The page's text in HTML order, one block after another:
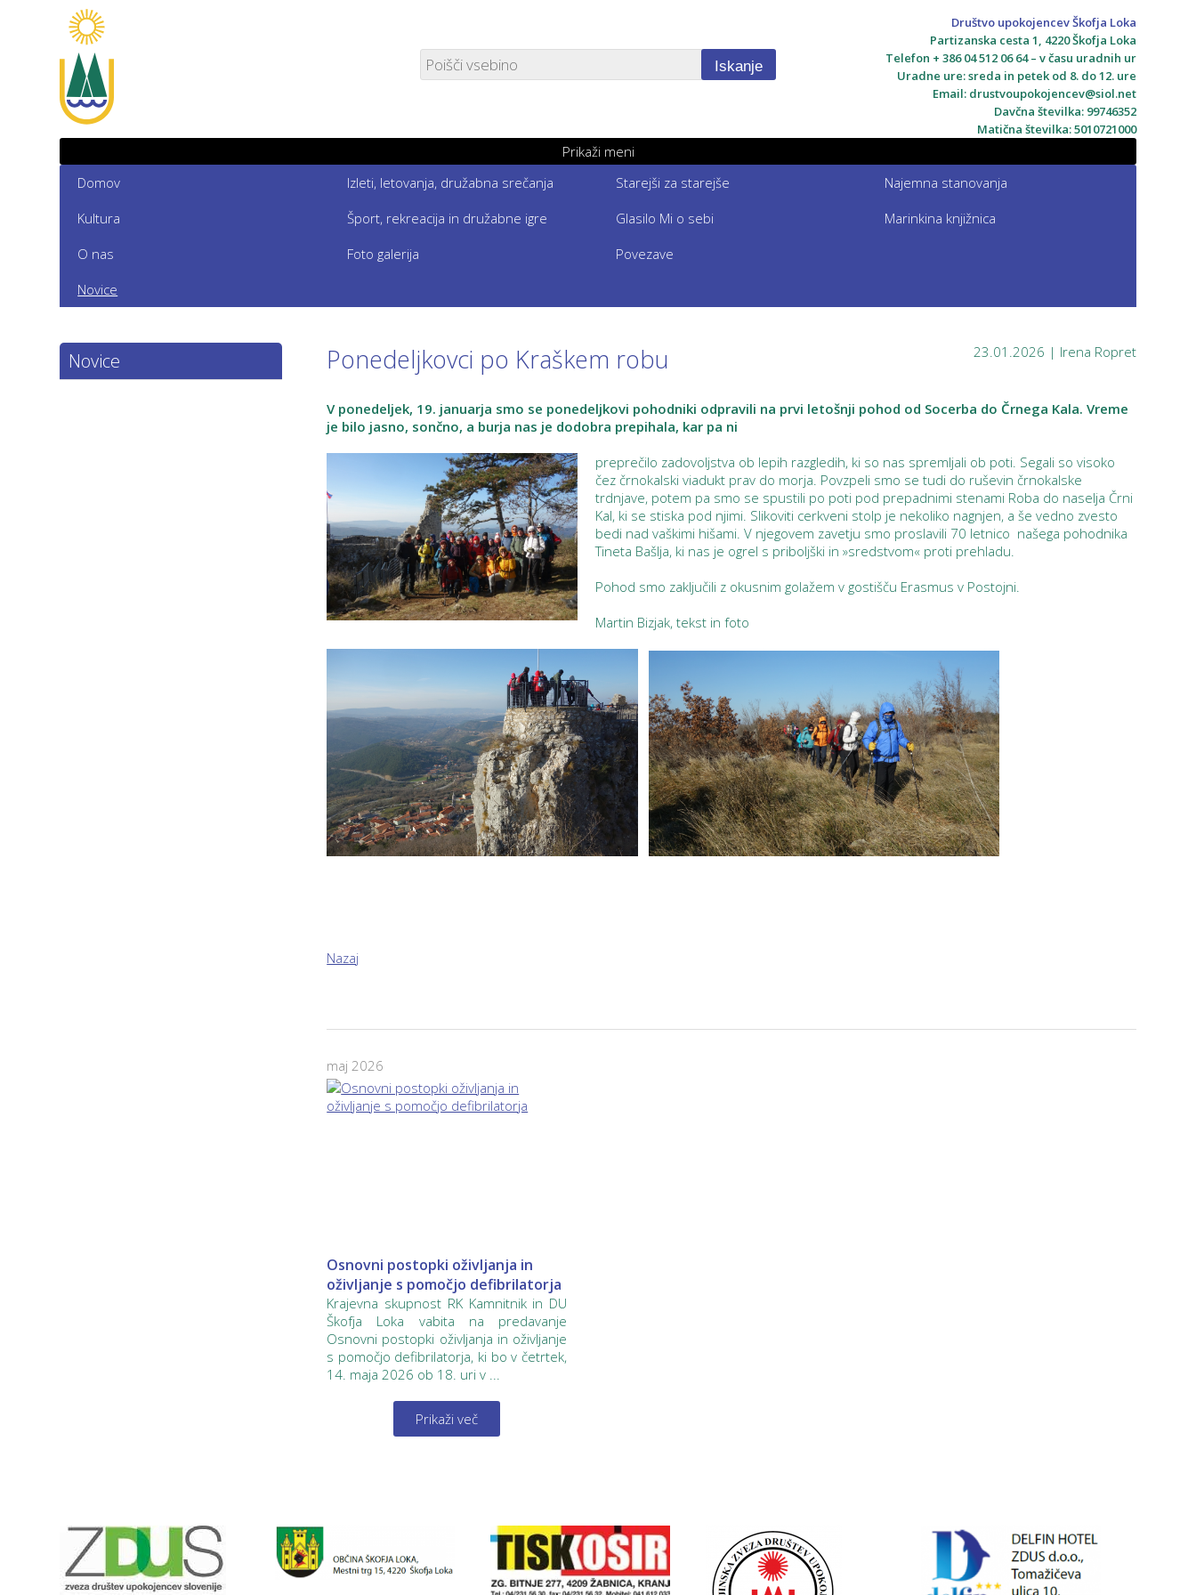
Društvo upokojencev Škofja Loka
Partizanska cesta 1, 4220 Škofja Loka
Telefon + 386 04 512 06 64 – v času uradnih ur
Uradne ure: sreda in petek od 8. do 12. ure
Email: drustvoupokojencev@siol.net
Davčna številka: 99746352
Matična številka: 5010721000
Iskanje
Prikaži meni
Domov
Izleti, letovanja, družabna srečanja Starejši za starejše
Najemna stanovanja
Kultura
Šport, rekreacija in družabne igre Glasilo Mi o sebi
Marinkina knjižnica
O nas
Foto galerija
Povezave
Novice
Novice Ponedeljkovci po Kraškem robu 23.01.2026 | Irena Ropret
V ponedeljek, 19. januarja smo se ponedeljkovi pohodniki odpravili na prvi letošnji pohod od Socerba do Črnega Kala. Vreme
je bilo jasno, sončno, a burja nas je dodobra prepihala, kar pa ni
preprečilo zadovoljstva ob lepih razgledih, ki so nas spremljali ob poti. Segali so visoko
čez črnokalski viadukt prav do morja. Povzpeli smo se tudi do ruševin črnokalske
trdnjave, potem pa smo se spustili po poti pod prepadnimi stenami Roba do naselja Črni
Kal, ki se stiska pod njimi. Slikoviti cerkveni stolp je nekoliko nagnjen, a še vedno zvesto
bedi nad vaškimi hišami. V njegovem zavetju smo proslavili 70 letnico našega pohodnika
Tineta Bašlja, ki nas je ogrel s priboljški in »sredstvom« proti prehladu.
Pohod smo zaključili z okusnim golažem v gostišču Erasmus v Postojni.
Martin Bizjak, tekst in foto
Nazaj
maj 2026
Osnovni postopki oživljanja in
oživljanje s pomočjo defibrilatorja
Krajevna skupnost RK Kamnitnik in DU
Škofja Loka vabita na predavanje
Osnovni postopki oživljanja in oživljanje
s pomočjo defibrilatorja, ki bo v četrtek,
14. maja 2026 ob 18. uri v ...
Prikaži več